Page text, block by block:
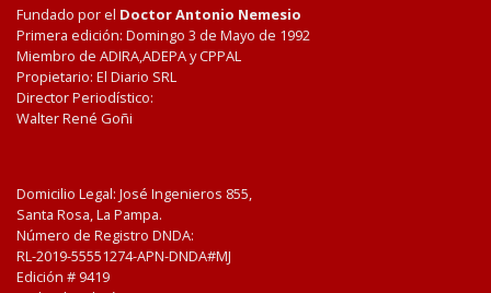
Fundado por el Doctor Antonio Nemesio
Primera edición: Domingo 3 de Mayo de 1992
Miembro de ADIRA,ADEPA y CPPAL
Propietario: El Diario SRL
Director Periodístico:
Walter René Goñi
Domicilio Legal: José Ingenieros 855,
Santa Rosa, La Pampa.
Número de Registro DNDA:
RL-2019-55551274-APN-DNDA#MJ
Edición # 9419